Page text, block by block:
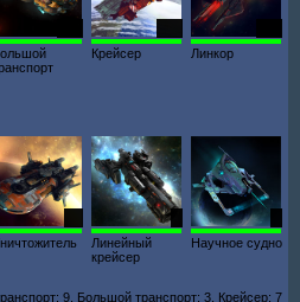
Крейсер
Линкор
Линейный
крейсер
Научное судно
9, Большой транспорт: 3, Крейсер: 7